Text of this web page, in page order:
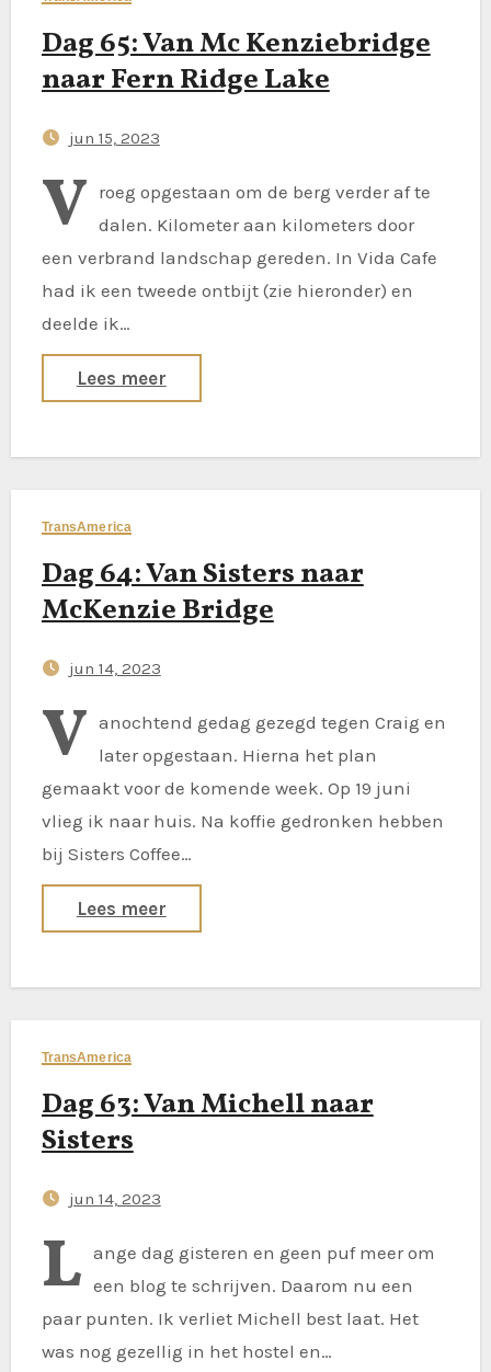
Dag 65: Van Mc Kenziebridge
naar Fern Ridge Lake
jun 15, 2023
V roeg opgestaan om de berg verder af te
dalen. Kilometer aan kilometers door
een verbrand landschap gereden. In Vida Cafe
had ik een tweede ontbijt (zie hieronder) en
deelde ik…
Lees meer
TransAmerica
Dag 64: Van Sisters naar
McKenzie Bridge
jun 14, 2023
V anochtend gedag gezegd tegen Craig en
later opgestaan. Hierna het plan
gemaakt voor de komende week. Op 19 juni
vlieg ik naar huis. Na koffie gedronken hebben
bij Sisters Coffee…
Lees meer
TransAmerica
Dag 63: Van Michell naar
Sisters
jun 14, 2023
L ange dag gisteren en geen puf meer om
een blog te schrijven. Daarom nu een
paar punten. Ik verliet Michell best laat. Het
was nog gezellig in het hostel en…